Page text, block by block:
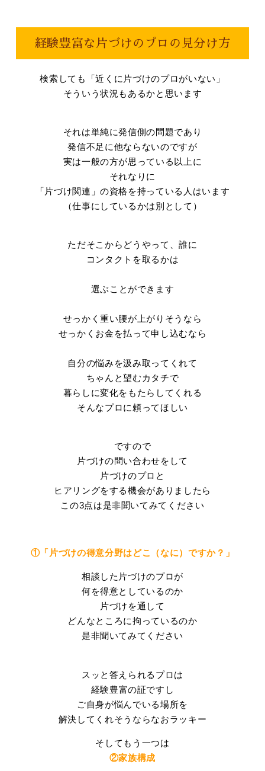
経験豊富な片づけのプロの見分け方
検索しても「近くに片づけのプロがいない」
そういう状況もあるかと思います
それは単純に発信側の問題であり
発信不足に他ならないのですが
実は一般の方が思っている以上に
それなりに
「片づけ関連」の資格を持っている人はいます
（仕事にしているかは別として）
ただそこからどうやって、誰に
コンタクトを取るかは
選ぶことができます
せっかく重い腰が上がりそうなら
せっかくお金を払って申し込むなら
自分の悩みを汲み取ってくれて
ちゃんと望むカタチで
暮らしに変化をもたらしてくれる
そんなプロに頼ってほしい
ですので
片づけの問い合わせをして
片づけのプロと
ヒアリングをする機会がありましたら
この3点は是非聞いてみてください
①「片づけの得意分野はどこ（なに）ですか？」
相談した片づけのプロが
何を得意としているのか
片づけを通して
どんなところに拘っているのか
是非聞いてみてください
スッと答えられるプロは
経験豊富の証ですし
ご自身が悩んでいる場所を
解決してくれそうならなおラッキー
そしてもう一つは
②家族構成